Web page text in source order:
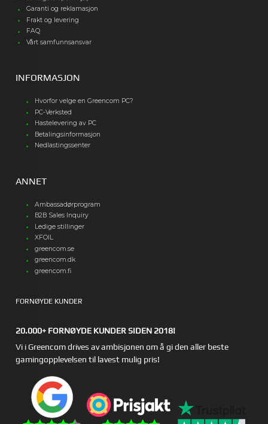
Garanti og reklamasjon
Frakt og levering
FAQ
Vårt samfunnsansvar
INFORMASJON
Hvorfor velge en Greencom PC?
PC-Verksted
Hastelevering av PC
Betalingsinformasjon
Nedlastingssenter
ANNET
Ambassadørprogram
B2B Sales Inquiry
Ledige stillinger
XFOIL
greencom.se
greencom.dk
greencom.fi
FORNØYDE KUNDER
20.000+ FORNØYDE KUNDER SIDEN 2018!
Vi i Greencom drives av ambisjonen om å gi den aller beste
gamingopplevelsen til lavest mulig pris!